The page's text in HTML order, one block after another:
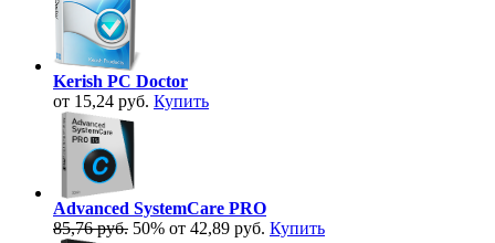
Kerish PC Doctor
от 15,24 руб. Купить
Advanced SystemCare PRO
85,76 руб. 50% от 42,89 руб. Купить